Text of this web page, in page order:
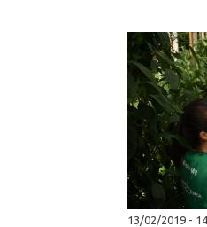
13/02/2019 -